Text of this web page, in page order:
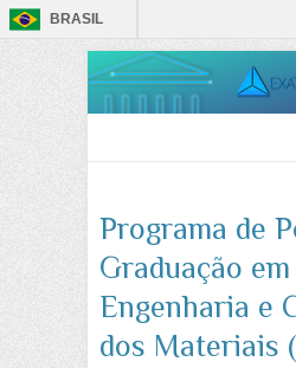
BRASIL
Programa de
Graduação em
Engenharia e
dos Materiais